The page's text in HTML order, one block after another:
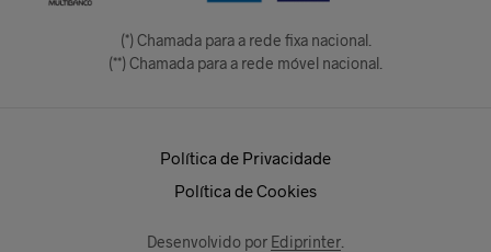
(*) Chamada para a rede fixa nacional.
(**) Chamada para a rede móvel nacional.
Política de Privacidade
Política de Cookies
Desenvolvido por Ediprinter